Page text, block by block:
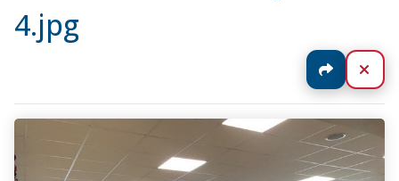
4.jpg
Jaa